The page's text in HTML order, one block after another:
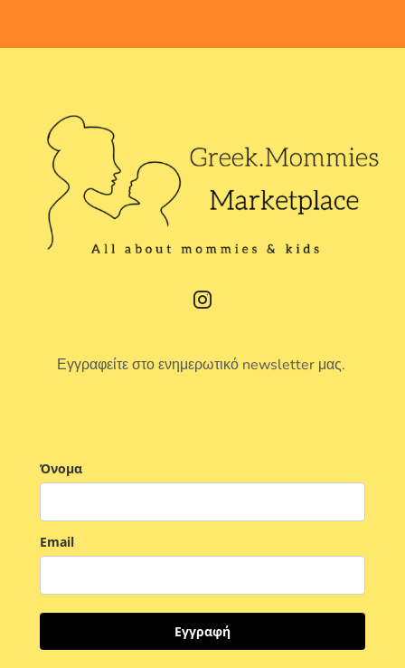
Εγγραφείτε στο ενημερωτικό newsletter μας.
Όνομα
Email
Εγγραφή